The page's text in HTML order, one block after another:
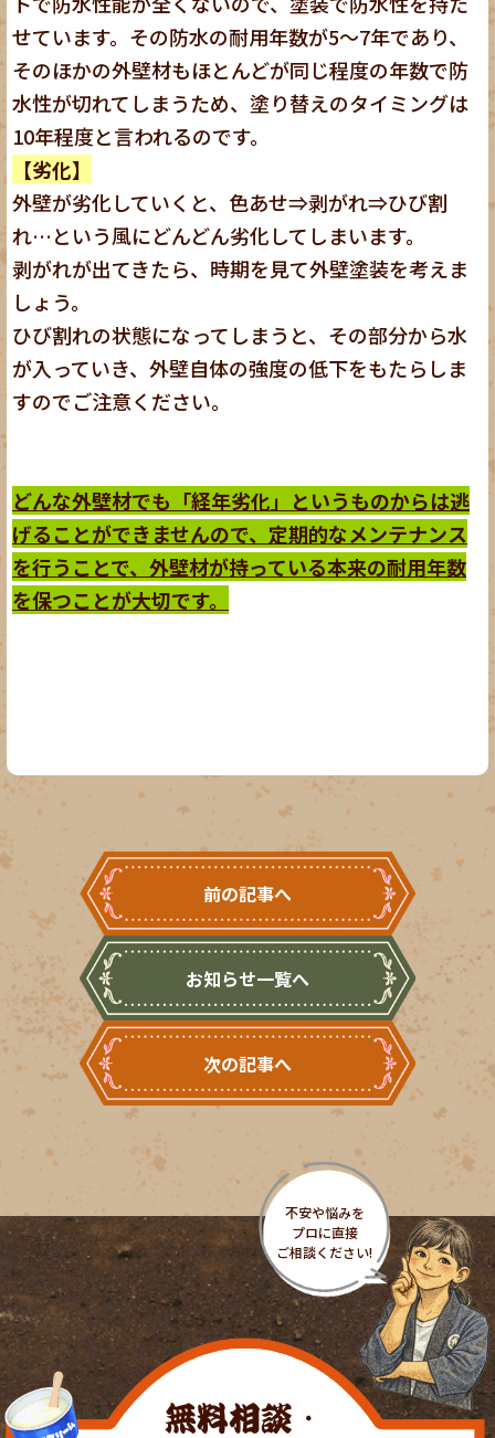
せています。その防水の耐用年数が5～7年であり、
そのほかの外壁材もほとんどが同じ程度の年数で防
水性が切れてしまうため、塗り替えのタイミングは
10年程度と言われるのです。
【劣化】
外壁が劣化していくと、色あせ⇒剥がれ⇒ひび割
れ…という風にどんどん劣化してしまいます。
剥がれが出てきたら、時期を見て外壁塗装を考えま
しょう。
ひび割れの状態になってしまうと、その部分から水
が入っていき、外壁自体の強度の低下をもたらしま
すのでご注意ください。
どんな外壁材でも「経年劣化」というものからは逃
げることができませんので、定期的なメンテナンス
を行うことで、外壁材が持っている本来の耐用年数
を保つことが大切です。
前の記事へ
お知らせ一覧へ
次の記事へ
無料相談・